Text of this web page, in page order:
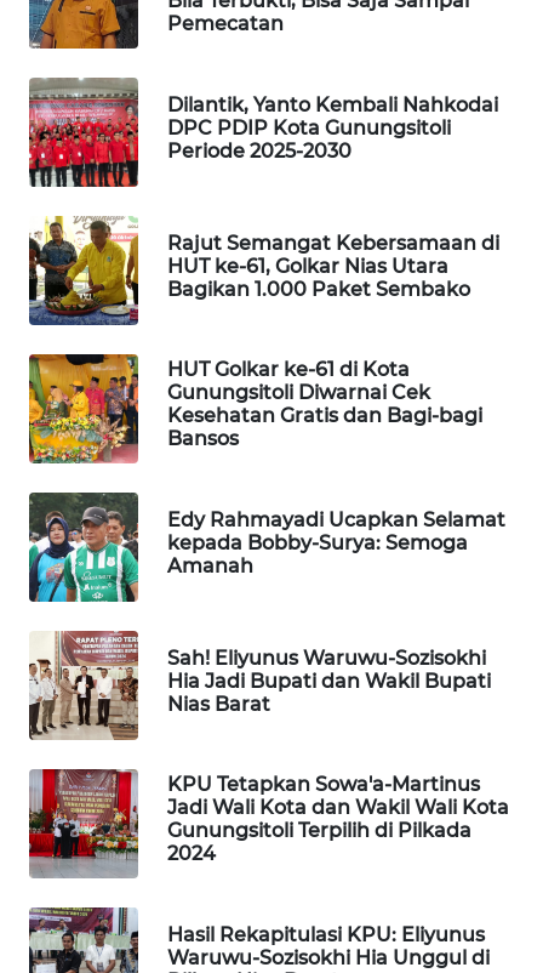
Pemecatan
Dilantik, Yanto Kembali Nahkodai
DPC PDIP Kota Gunungsitoli
Periode 2025-2030
Rajut Semangat Kebersamaan di
HUT ke-61, Golkar Nias Utara
Bagikan 1.000 Paket Sembako
HUT Golkar ke-61 di Kota
Gunungsitoli Diwarnai Cek
Kesehatan Gratis dan Bagi-bagi
Bansos
Edy Rahmayadi Ucapkan Selamat
kepada Bobby-Surya: Semoga
Amanah
Sah! Eliyunus Waruwu-Sozisokhi
Hia Jadi Bupati dan Wakil Bupati
Nias Barat
KPU Tetapkan Sowa'a-Martinus
Jadi Wali Kota dan Wakil Wali Kota
Gunungsitoli Terpilih di Pilkada
2024
Hasil Rekapitulasi KPU: Eliyunus
Waruwu-Sozisokhi Hia Unggul di
NET
WAHANA
SPORT
WAHANA
WAHANA
SELEB
WAHANA
PERSONA
WAHANA
OTOMOTIF
WAHANA
HEALTH
DESA
WISATA
LAPAK
Wahana
Network
KONSUMEN
LISTRIK